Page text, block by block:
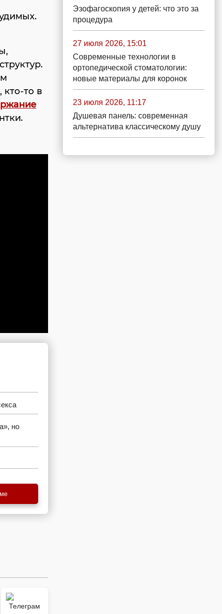
то в
но
Эзофагоскопия у детей: что это за
процедура
27 июля 2026, 15:01
Современные технологии в
ортопедической стоматологии:
новые материалы для коронок
23 июля 2026, 11:17
Душевая панель: современная
альтернатива классическому душу